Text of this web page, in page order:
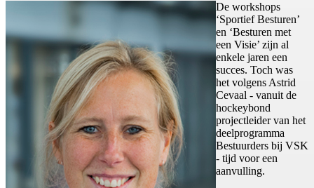
De workshops
‘Sportief Besturen’
en ‘Besturen met
een Visie’ zijn al
enkele jaren een
succes. Toch was
het volgens Astrid
Cevaal - vanuit de
hockeybond
projectleider van het
deelprogramma
Bestuurders bij VSK
- tijd voor een
aanvulling.